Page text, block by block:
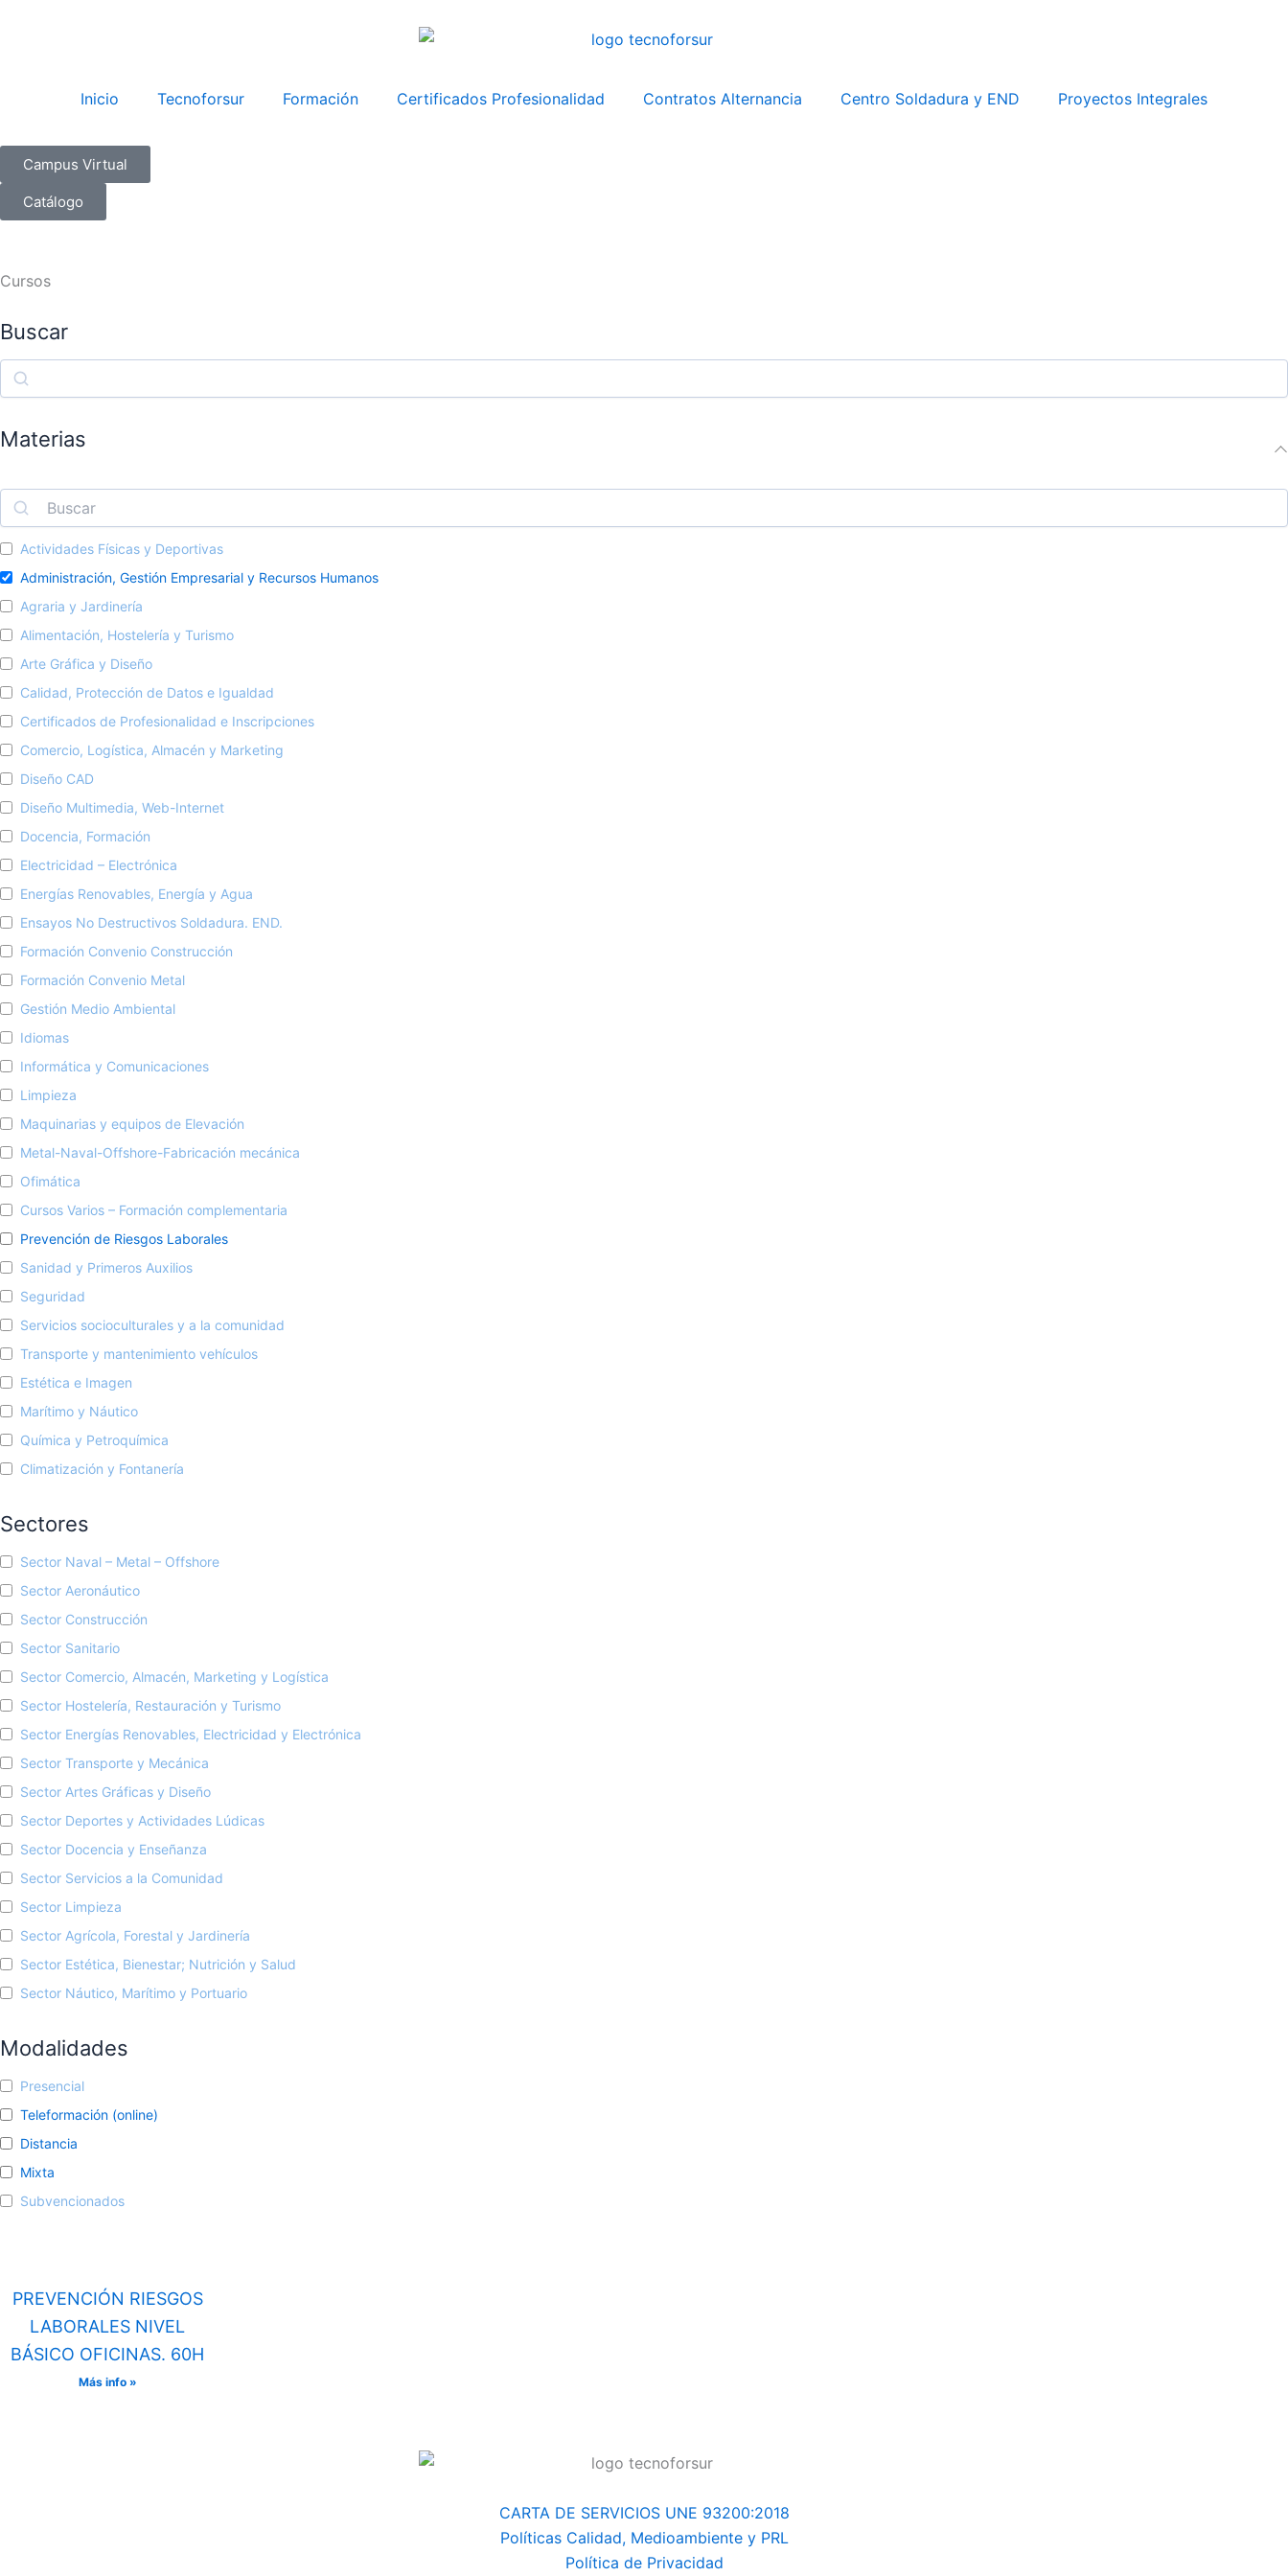
Inicio
Tecnoforsur Formación Certificados Profesionalidad Contratos Alternancia Centro Soldadura y END Proyectos Integrales
Campus Virtual
Catálogo
Cursos
Buscar
Buscar
Materias
Actividades Físicas y Deportivas
Administración, Gestión Empresarial y Recursos Humanos
Agraria y Jardinería
Alimentación, Hostelería y Turismo
Arte Gráfica y Diseño
Calidad, Protección de Datos e Igualdad
Certificados de Profesionalidad e Inscripciones
Comercio, Logística, Almacén y Marketing
Diseño CAD
Diseño Multimedia, Web-Internet
Docencia, Formación
Electricidad – Electrónica
Energías Renovables, Energía y Agua
Ensayos No Destructivos Soldadura. END.
Formación Convenio Construcción
Formación Convenio Metal
Gestión Medio Ambiental
Idiomas
Informática y Comunicaciones
Limpieza
Maquinarias y equipos de Elevación
Metal-Naval-Offshore-Fabricación mecánica
Ofimática
Cursos Varios – Formación complementaria
Prevención de Riesgos Laborales
Sanidad y Primeros Auxilios
Seguridad
Servicios socioculturales y a la comunidad
Transporte y mantenimiento vehículos
Estética e Imagen
Marítimo y Náutico
Química y Petroquímica
Climatización y Fontanería
Sectores
Sector Naval – Metal – Offshore
Sector Aeronáutico
Sector Construcción
Sector Sanitario
Sector Comercio, Almacén, Marketing y Logística
Sector Hostelería, Restauración y Turismo
Sector Energías Renovables, Electricidad y Electrónica
Sector Transporte y Mecánica
Sector Artes Gráficas y Diseño
Sector Deportes y Actividades Lúdicas
Sector Docencia y Enseñanza
Sector Servicios a la Comunidad
Sector Limpieza
Sector Agrícola, Forestal y Jardinería
Sector Estética, Bienestar; Nutrición y Salud
Sector Náutico, Marítimo y Portuario
Modalidades
Presencial
Teleformación (online)
Distancia
Mixta
Subvencionados
PREVENCIÓN RIESGOS
LABORALES NIVEL
BÁSICO OFICINAS. 60H
Más info »
CARTA DE SERVICIOS UNE 93200:2018
Políticas Calidad, Medioambiente y PRL
Política de Privacidad